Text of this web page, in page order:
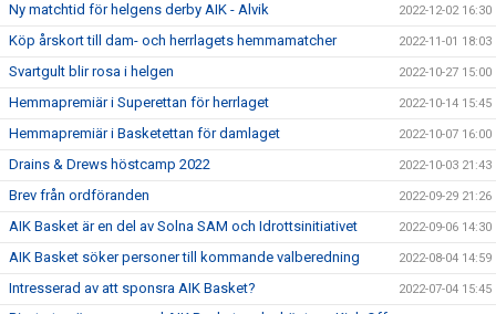
Ny matchtid för helgens derby AIK - Alvik 2022-12-02 16:30
Köp årskort till dam- och herrlagets hemmamatcher 2022-11-01 18:03
Svartgult blir rosa i helgen 2022-10-27 15:00
Hemmapremiär i Superettan för herrlaget 2022-10-14 15:45
Hemmapremiär i Basketettan för damlaget 2022-10-07 16:00
Drains & Drews höstcamp 2022 2022-10-03 21:43
Brev från ordföranden 2022-09-29 21:26
AIK Basket är en del av Solna SAM och Idrottsinitiativet 2022-09-06 14:30
AIK Basket söker personer till kommande valberedning 2022-08-04 14:59
Intresserad av att sponsra AIK Basket? 2022-07-04 15:45